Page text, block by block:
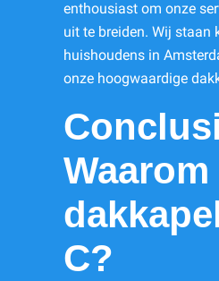
enthousiast om onze
uit te breiden. Wij staan
huishoudens in
onze hoogwaardige
Waarom
C?